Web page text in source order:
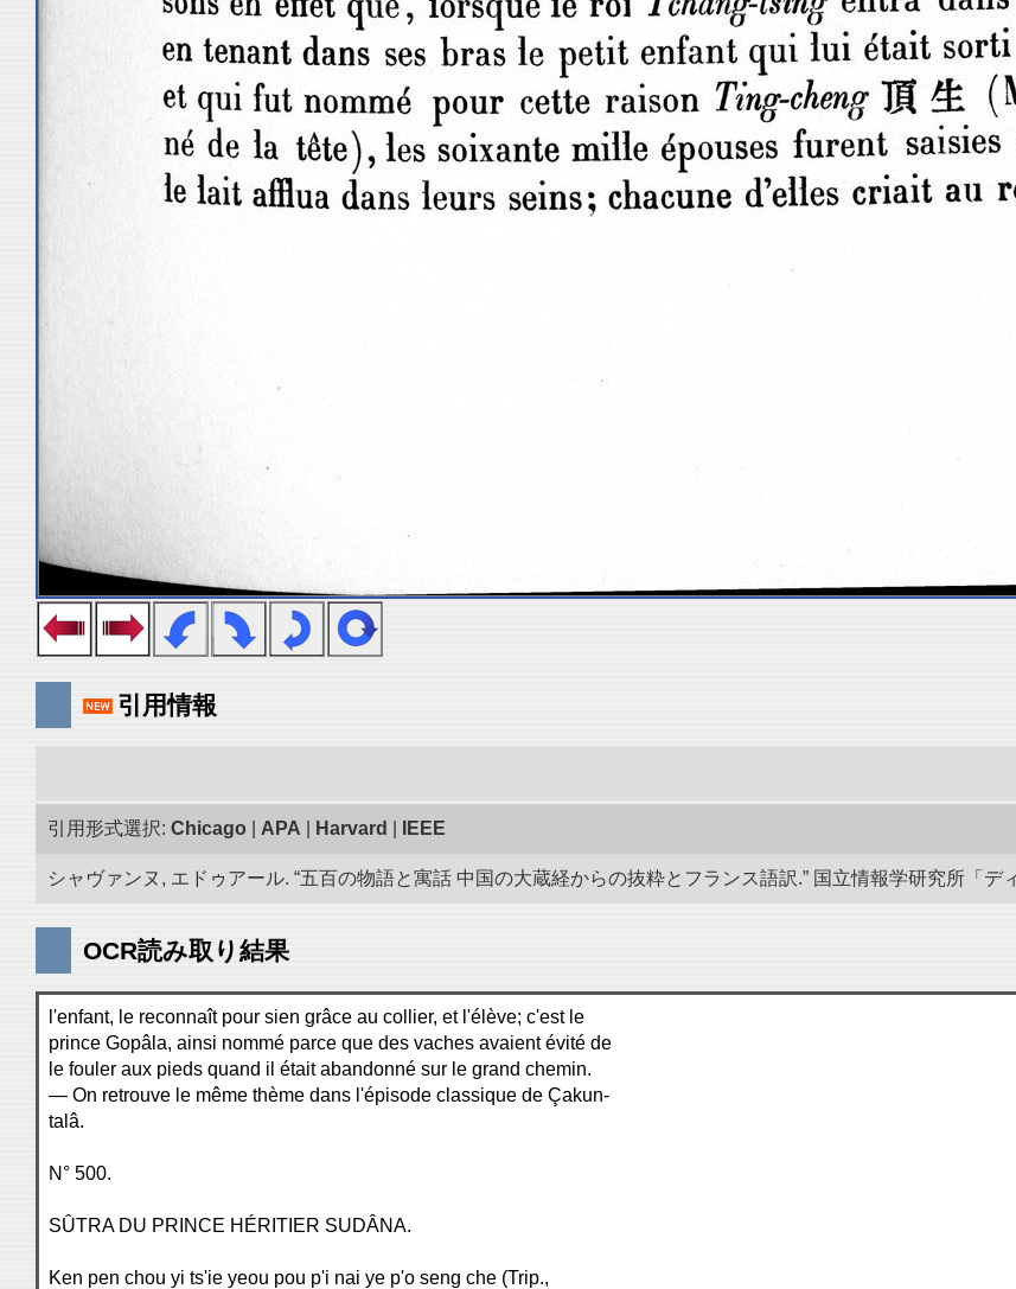
引用情報
引用形式選択: Chicago APA Harvard IEEE
シャヴァンヌ, エドゥアール. “五百の物語と寓話 中国の大蔵経からの抜粋とフランス語訳.” 国立情報学研究所「
OCR読み取り結果
l'enfant, le reconnaît pour sien grâce au collier, et l'élève; c'est le
prince Gopâla, ainsi nommé parce que des vaches avaient évité de
le fouler aux pieds quand il était abandonné sur le grand chemin.
— On retrouve le même thème dans l'épisode classique de Çakun-
talâ.
N° 500.
SÛTRA DU PRINCE HÉRITIER SUDÂNA.
Ken pen chou yi ts'ie yeou pou p'i nai ye p'o seng che (Trip.,